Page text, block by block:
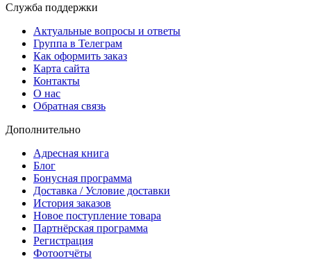
Служба поддержки
Актуальные вопросы и ответы
Группа в Телеграм
Как оформить заказ
Карта сайта
Контакты
О нас
Обратная связь
Дополнительно
Адресная книга
Блог
Бонусная программа
Доставка / Условие доставки
История заказов
Новое поступление товара
Партнёрская программа
Регистрация
Фотоотчёты